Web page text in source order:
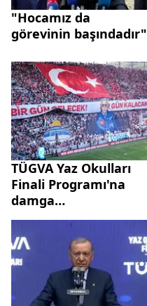
"Hocamız da
görevinin başındadır"
TÜGVA Yaz Okulları
Finali Programı'na
damga
vuran koreografi: Bir
gün gelecek bir gün
kalacak | Bir tarafta
Ayasofya diğer
tarafta Mescid-i
Aksa...